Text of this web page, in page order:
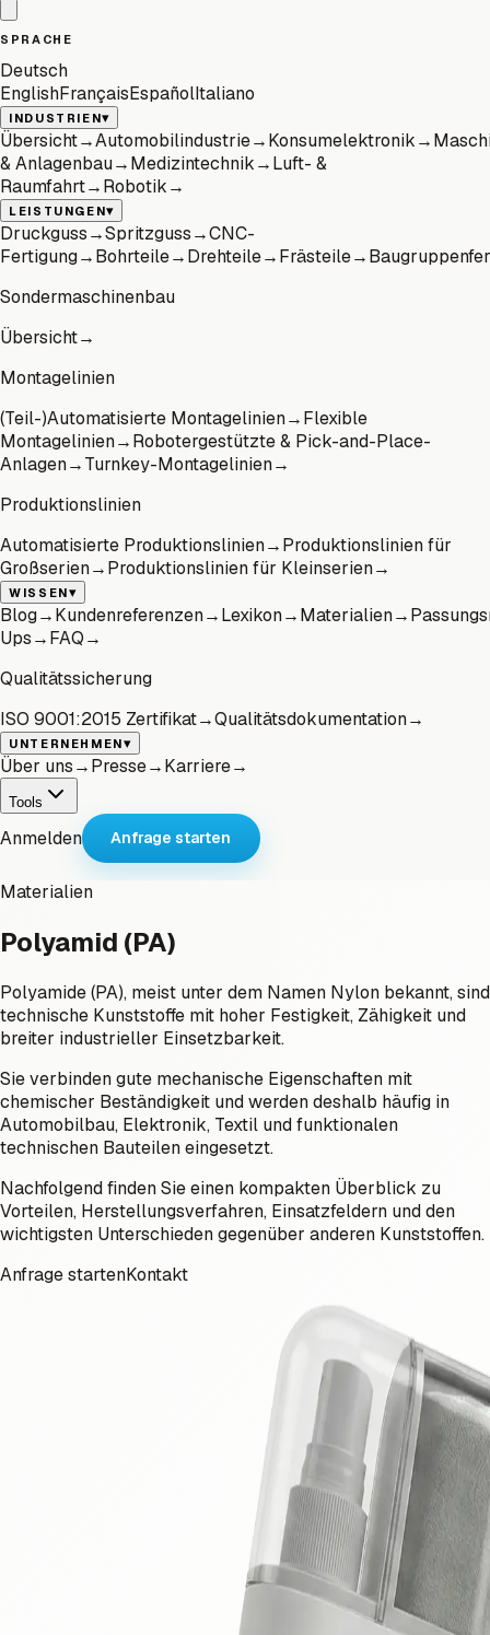
SPRACHE
Deutsch
EnglishFrançaisEspañolItaliano
INDUSTRIEN▾
Übersicht→Automobilindustrie→Konsumelektronik→
& Anlagenbau→Medizintechnik→Luft- &
Raumfahrt→Robotik→
LEISTUNGEN▾
Druckguss→Spritzguss→CNC-
Fertigung→Bohrteile→Drehteile→Frästeile→
Sondermaschinenbau
Übersicht→
Montagelinien
(Teil-)Automatisierte Montagelinien→Flexible
Montagelinien→Robotergestützte & Pick-and-Place-
Anlagen→Turnkey-Montagelinien→
Produktionslinien
Automatisierte Produktionslinien→Produktionslinien für
Großserien→Produktionslinien für Kleinserien→
WISSEN▾
Blog→Kundenreferenzen→Lexikon→Materialien→
Ups→FAQ→
Qualitätssicherung
ISO 9001:2015 Zertifikat→Qualitätsdokumentation→
UNTERNEHMEN▾
Über uns→Presse→Karriere→
Tools
Anmelden Anfrage starten
Materialien
Polyamid (PA)
Polyamide (PA), meist unter dem Namen Nylon bekannt, sind
technische Kunststoffe mit hoher Festigkeit, Zähigkeit und
breiter industrieller Einsetzbarkeit.
Sie verbinden gute mechanische Eigenschaften mit
chemischer Beständigkeit und werden deshalb häufig in
Automobilbau, Elektronik, Textil und funktionalen
technischen Bauteilen eingesetzt.
Nachfolgend finden Sie einen kompakten Überblick zu
Vorteilen, Herstellungsverfahren, Einsatzfeldern und den
wichtigsten Unterschieden gegenüber anderen Kunststoffen.
Anfrage startenKontakt